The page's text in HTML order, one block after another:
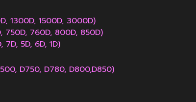
1300D, 1500D, 3000D)
750D, 760D, 800D, 850D)
5D, 6D, 1D)
D750, D780, D800,D850)